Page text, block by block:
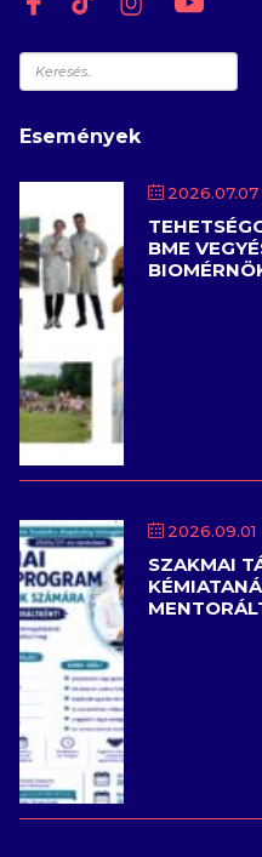
Keresés
Események
2026.07.07
BME
2026.09.01
SZAKMAI